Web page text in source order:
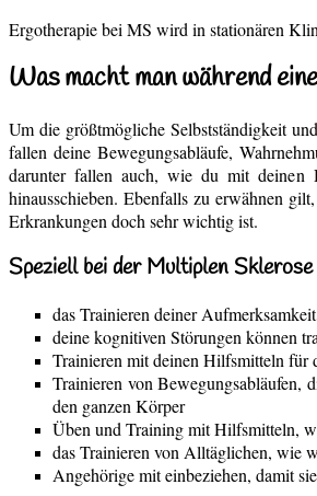
Ergotherapie bei MS wird in stationären
Was macht man während
Um die größtmögliche Selbstständigkeit
fallen deine Bewegungsabläufe,
darunter fallen auch, wie du mit deinen
hinausschieben. Ebenfalls zu erwähnen
Erkrankungen doch sehr wichtig ist.
Speziell bei der Multiplen Sklerose
das Trainieren deiner
deine kognitiven Störungen können
Trainieren mit deinen Hilfsmitteln für
Trainieren von
den ganzen Körper
Üben und Training mit Hilfsmitteln,
das Trainieren von Alltäglichen, wie
Angehörige mit einbeziehen, damit